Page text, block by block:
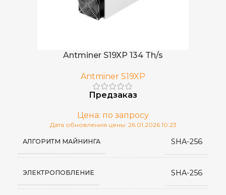
Antminer S19XP 134 Th/s
Antminer S19XP
Предзаказ
Цена: по запросу
Дата обновления цены: 26.01.2026 10:23
АЛГОРИТМ МАЙНИНГА SHA-256
ЭЛЕКТРОПОБЛЕНИЕ SHA-256